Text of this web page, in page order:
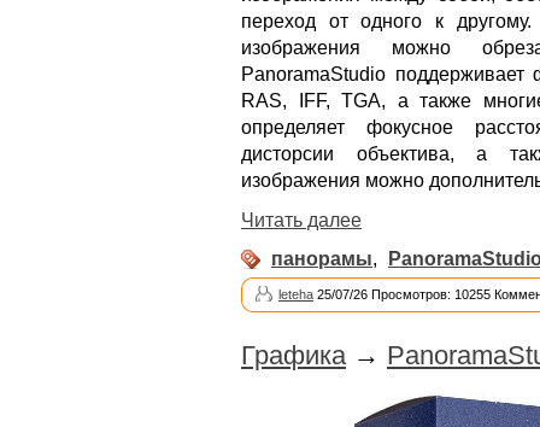
переход от одного к
изображения можно
PanoramaStudio
RAS, IFF, TGA, а также
определяет фокусное
дисторсии объектива, а
изображения можно
Читать далее
панорамы,
leteha 25/07/26 Просмотров: 10255
Графика →